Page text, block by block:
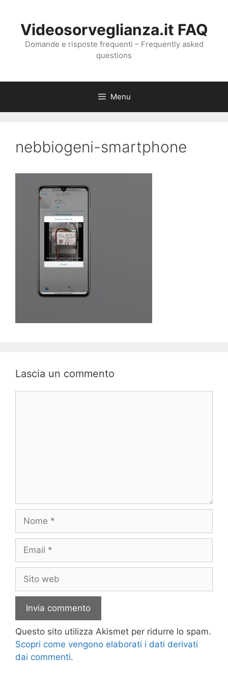
contenutoVideosorveglianza.it FAQ
Domande e risposte frequenti – Frequently asked
questions
Menu
nebbiogeni-smartphone
Lascia un commento
Nome
Email
Sito
web
Questo sito utilizza Akismet per ridurre lo spam.
Scopri come vengono elaborati i dati derivati
dai commenti.